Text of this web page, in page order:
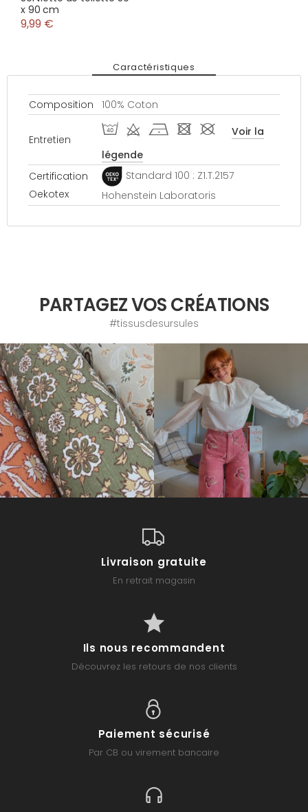
x 90 cm
9,99 €
Caractéristiques
Composition 100% Coton
Entretien
I d h - #
Voir la
légende
Certification
Oekotex
Standard 100 : Z1.T.2157
Hohenstein Laboratoris
PARTAGEZ VOS CRÉATIONS
#tissusdesursules
Livraison gratuite
En retrait magasin
Ils nous recommandent
Découvrez les retours de nos clients
Paiement sécurisé
Par CB ou virement bancaire